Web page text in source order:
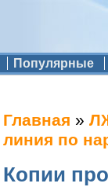
Популярные
Вы здесь
Главная »
линия по
Копии